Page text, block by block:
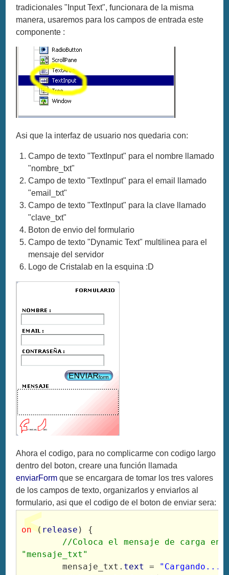
tradicionales "Input Text", funcionara de la misma
manera, usaremos para los campos de entrada este
componente :
Asi que la interfaz de usuario nos quedaria con:
Campo de texto "TextInput" para el nombre llamado
"nombre_txt"
Campo de texto "TextInput" para el email llamado
"email_txt"
Campo de texto "TextInput" para la clave llamado
"clave_txt"
Boton de envio del formulario
Campo de texto "Dynamic Text" multilinea para el
mensaje del servidor
Logo de Cristalab en la esquina :D
Ahora el codigo, para no complicarme con codigo largo
dentro del boton, creare una función llamada
enviarForm que se encargara de tomar los tres valores
de los campos de texto, organizarlos y enviarlos al
formulario, asi que el codigo de el boton de enviar sera:
on (release ) {
//Coloca el mensaje de carga en
"mensaje_txt"
	mensaje_txt.
text = "Cargando..."